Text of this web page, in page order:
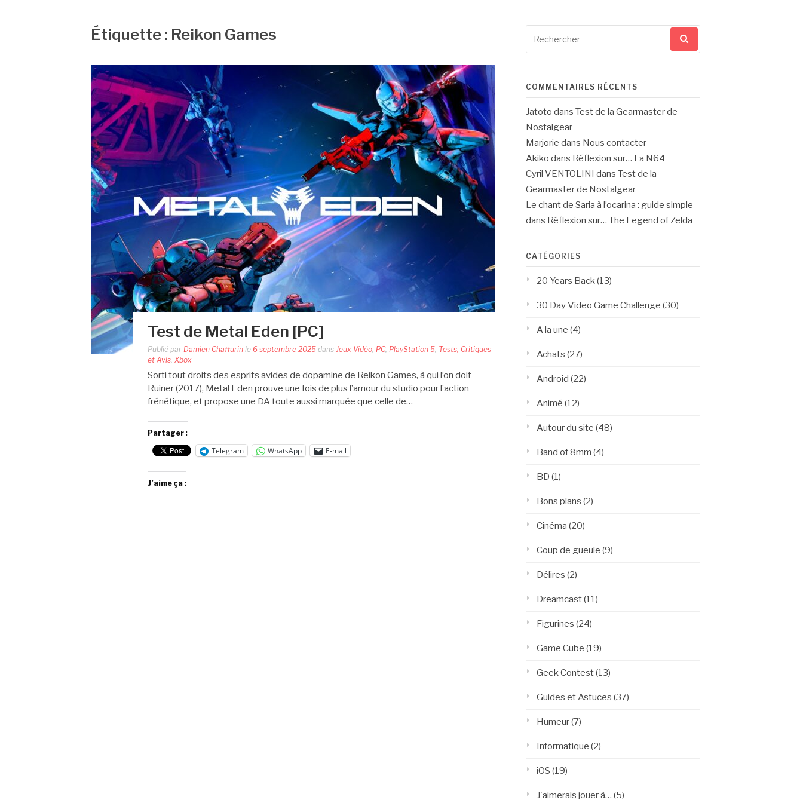
Étiquette : Reikon Games
Test de Metal Eden [PC]
Publié par Damien Chaffurin le 6 septembre 2025 dans Jeux Vidéo PC, PlayStation 5 Tests, Critiques
et Avis Xbox
Sorti tout droits des esprits avides de dopamine de Reikon Games, à qui l’on doit
Ruiner (2017), Metal Eden prouve une fois de plus l’amour du studio pour l’action
frénétique, et propose une DA toute aussi marquée que celle de…
Partager :
Telegram WhatsApp E-mail
J’aime ça :
pour
COMMENTAIRES RÉCENTS
Jatoto dans Test de la Gearmaster de
Nostalgear
Marjorie dans Nous contacter
Akiko dans Réflexion sur… La N64
Cyril VENTOLINI dans Test de la
Gearmaster de Nostalgear
Le chant de Saria à l’ocarina : guide simple
dans Réflexion sur… The Legend of Zelda
CATÉGORIES
20 Years Back (13)
30 Day Video Game Challenge (30)
A la une (4)
Achats (27)
Android (22)
Animé (12)
Autour du site (48)
Band of 8mm (4)
BD (1)
Bons plans (2)
Cinéma (20)
Coup de gueule (9)
Délires (2)
Dreamcast(11)
Figurines (24)
Game Cube (19)
Geek Contest(13)
Guides et Astuces (37)
Humeur(7)
Informatique (2)
iOS (19)
J'aimerais jouer à… (5)